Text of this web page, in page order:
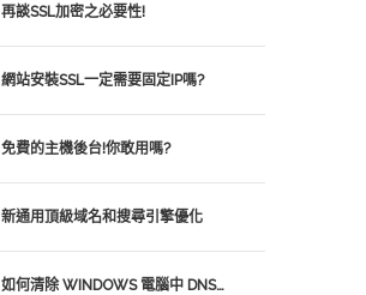
再談SSL加密之必要性!
網站安裝SSL一定需要固定IP嗎?
免費的主機後台!你敢用嗎?
新通用頂級域名和搜尋引擎優化
如何清除 WINDOWS 電腦中 DNS…